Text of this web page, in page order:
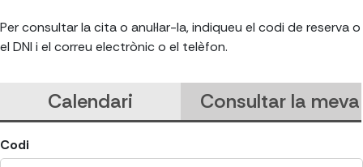
Per consultar la cita o anul·lar-la, indiqueu el codi de reserva o
el DNI i el correu electrònic o el telèfon.
Calendari Consultar la
Codi